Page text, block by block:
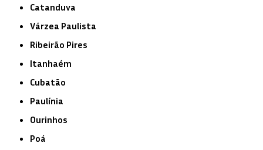
Catanduva
Várzea Paulista
Ribeirão Pires
Itanhaém
Cubatão
Paulínia
Ourinhos
Poá